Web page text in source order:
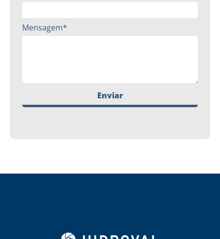
Mensagem*
Enviar